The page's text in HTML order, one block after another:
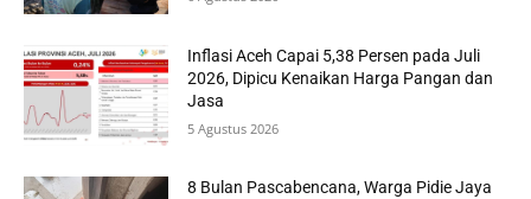
Inflasi Aceh Capai 5,38 Persen pada Juli
2026, Dipicu Kenaikan Harga Pangan dan
Jasa
5 Agustus 2026
8 Bulan Pascabencana, Warga Pidie Jaya